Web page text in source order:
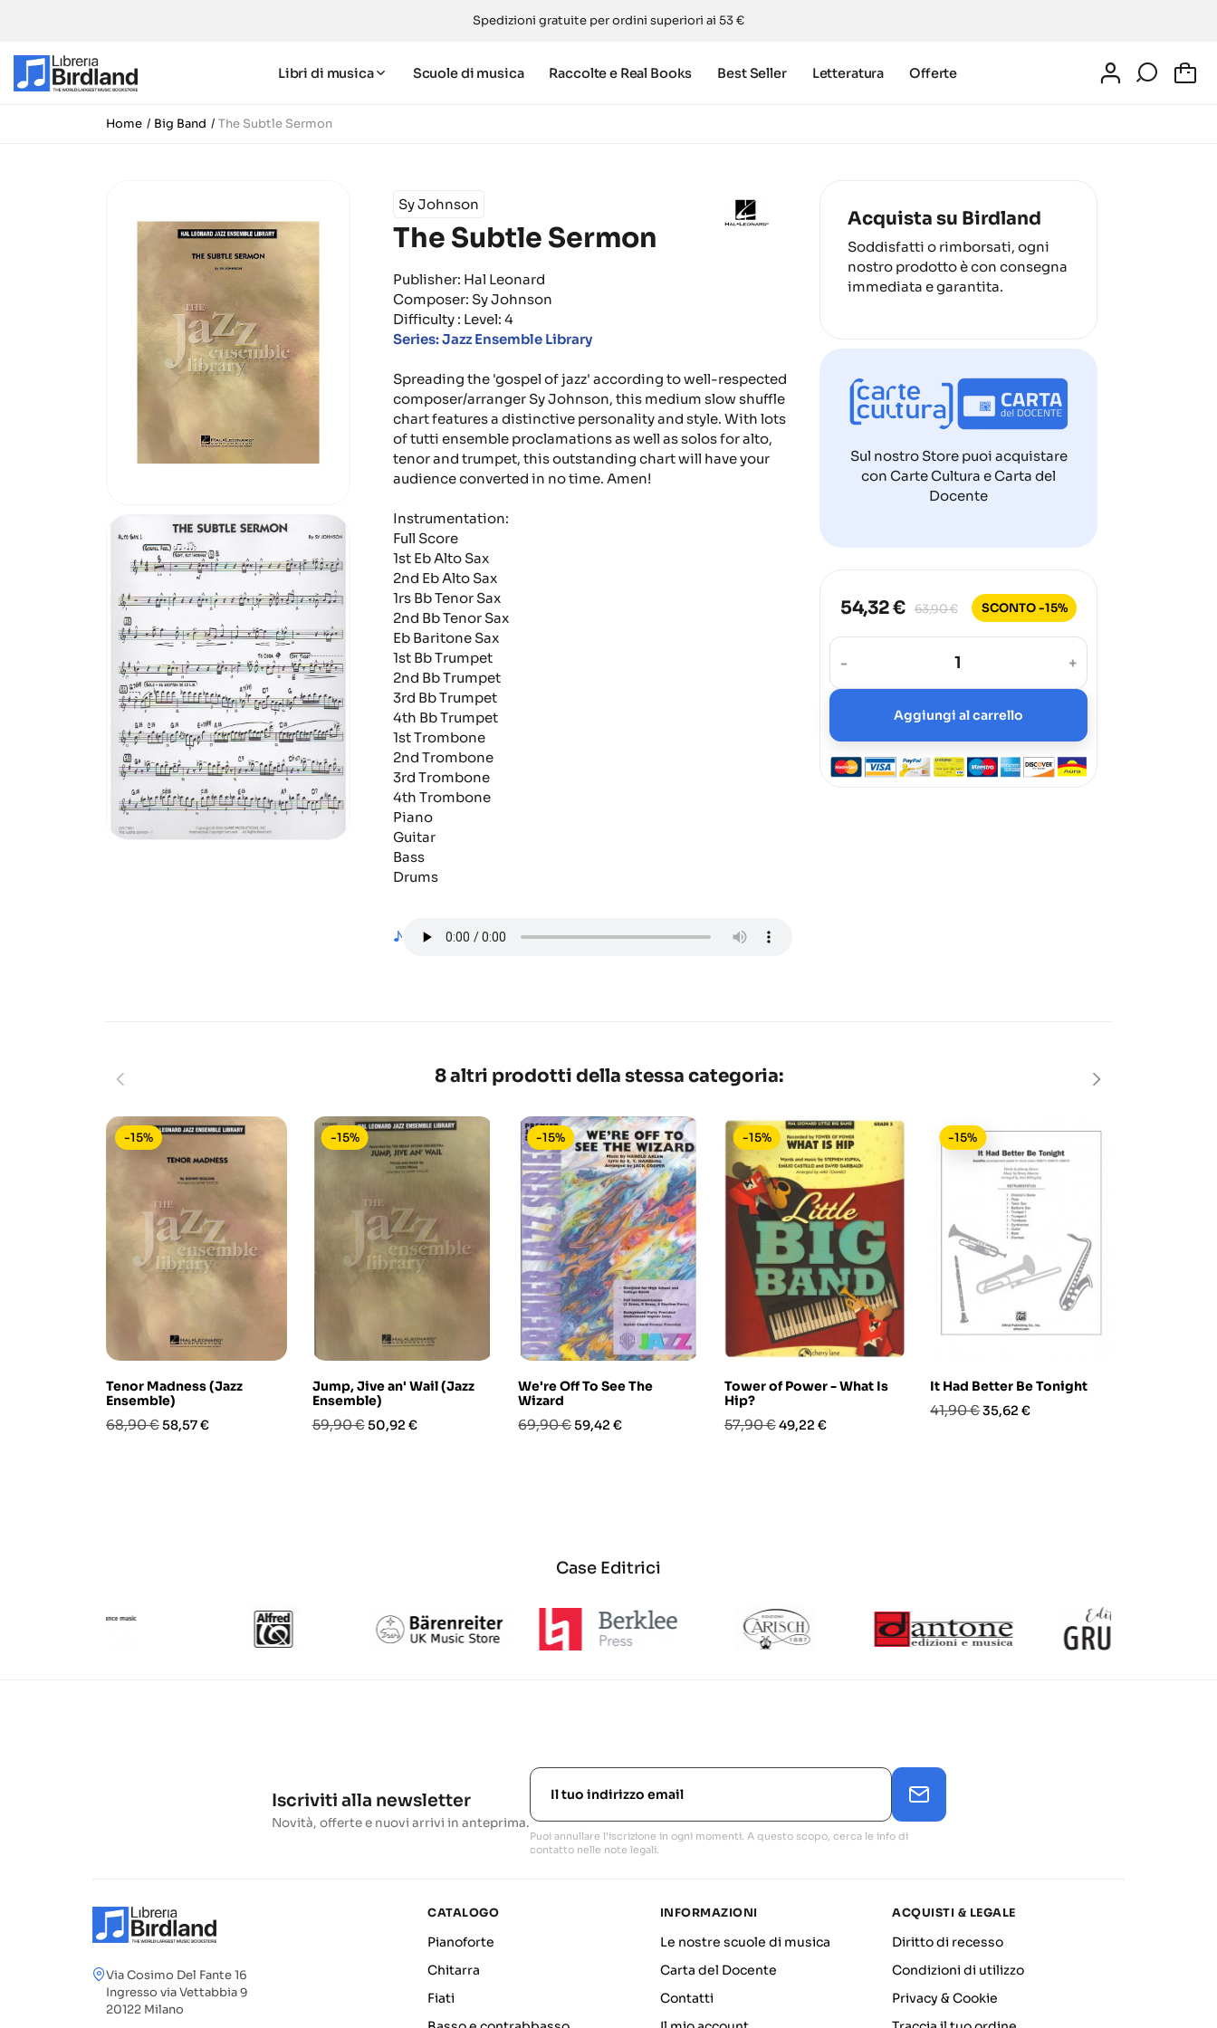
Spedizioni gratuite per ordini superiori ai 53 €
Libri di musica Scuole di musica Raccolte e Real Books Best Seller Letteratura Offerte
Home Big Band The Subtle Sermon
Sy Johnson
The Subtle Sermon
Publisher: Hal Leonard
Composer: Sy Johnson
Difficulty : Level: 4
Series: Jazz Ensemble Library
Spreading the 'gospel of jazz' according to well-respected
composer/arranger Sy Johnson, this medium slow shuffle
chart features a distinctive personality and style. With lots
of tutti ensemble proclamations as well as solos for alto,
tenor and trumpet, this outstanding chart will have your
audience converted in no time. Amen!
Instrumentation:
Full Score
1st Eb Alto Sax
2nd Eb Alto Sax
1rs Bb Tenor Sax
2nd Bb Tenor Sax
Eb Baritone Sax
1st Bb Trumpet
2nd Bb Trumpet
3rd Bb Trumpet
4th Bb Trumpet
1st Trombone
2nd Trombone
3rd Trombone
4th Trombone
Piano
Guitar
Bass
Drums
♪
Acquista su Birdland
Soddisfatti o rimborsati, ogni
nostro prodotto è con consegna
immediata e garantita.
Sul nostro Store puoi acquistare
con Carte Cultura e Carta del
Docente
54,32 € 63,90 € SCONTO -15%
- +
Aggiungi al carrello
8 altri prodotti della stessa categoria:
Tenor Madness (Jazz
Ensemble)
Prezzo
68,90 €Prezzo
58,57 €
-15%
Jump, Jive an' Wail (Jazz
Ensemble)
Prezzo
59,90 €Prezzo
50,92 €
-15%
We're Off To See The
Wizard
Prezzo
69,90 €Prezzo
59,42 €
-15%
Tower of Power - What Is
Hip?
Prezzo
57,90 €Prezzo
49,22 €
-15%
It Had Better Be Tonight
Prezzo
41,90 €Prezzo
35,62 €
-15%
Case Editrici
Iscriviti alla newsletter
Novità, offerte e nuovi arrivi in anteprima.
Puoi annullare l'iscrizione in ogni momenti. A questo scopo, cerca le info di
contatto nelle note legali.
Via Cosimo Del Fante 16
Ingresso via Vettabbia 9
20122 Milano
CATALOGO
Pianoforte
Chitarra
Fiati
INFORMAZIONI
Le nostre scuole di musica
Carta del Docente
Contatti
ACQUISTI & LEGALE
Diritto di recesso
Condizioni di utilizzo
Privacy & Cookie